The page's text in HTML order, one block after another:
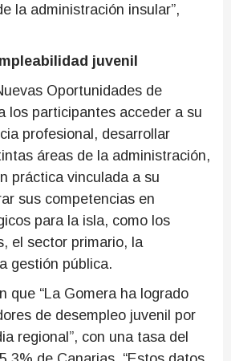
la administración insular”,
juvenil
Oportunidades de
los participantes acceder a su
profesional, desarrollar
áreas de la administración,
práctica vinculada a su
sus competencias en
para la isla, como los
el sector primario, la
gestión pública.
que “La Gomera ha logrado
de desempleo juvenil por
regional”, con una tasa del